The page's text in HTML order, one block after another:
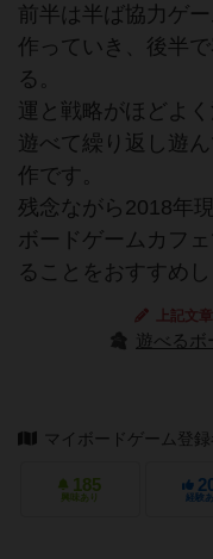
前半は半ば協力ゲ
作っていき、後半
る。
運と戦略がほどよ
遊べて繰り返し遊
作です。
残念ながら2018年
ボードゲームカフ
ることをおすすめし
上記文
遊べるボ
マイボードゲーム登録
185
興味あり 経験あ